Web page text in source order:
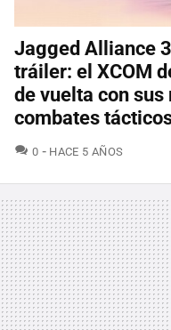
Jagged Alliance
tráiler: el XCOM
de vuelta con
combates
0 COMENTARIOS
HACE 5 AÑOS